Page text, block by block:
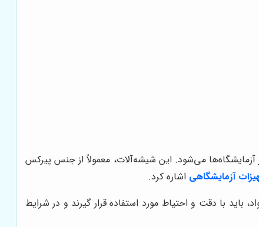
آزمایشگاه‌ها می‌شود. این شیشه‌آلات، معمولاً از جنس پیرکس
آزمایشگاهی اشاره کرد.
باید با دقت و احتیاط مورد استفاده قرار گیرند و در شرایط